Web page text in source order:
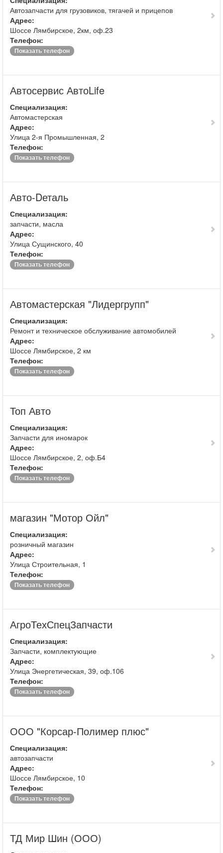
Автозапчасти для грузовиков, тягачей и прицепов
Адрес:
Шоссе Лямбирское, 2км, оф.23
Телефон:
Показать телефон
Автосервис АвтоLife
Специализация:
Автомастерская
Адрес:
Улица 2-я Промышленная, 2
Телефон:
Показать телефон
Авто-Dеталь
Специализация:
запчасти, масла
Адрес:
Улица Сущинского, 40
Телефон:
Показать телефон
Автомастерская "Лидергрупп"
Специализация:
Ремонт и техническое обслуживание автомобилей
Адрес:
Шоссе Лямбирское, 2 км
Телефон:
Показать телефон
Топ Авто
Специализация:
Запчасти для иномарок
Адрес:
Шоссе Лямбирское, 2, оф.Б4
Телефон:
Показать телефон
магазин "Мотор Ойл"
Специализация:
розничный магазин
Адрес:
Улица Строительная, 1
Телефон:
Показать телефон
АгроТехСпецЗапчасти
Специализация:
Запчасти, комплектующие
Адрес:
Улица Энергетическая, 39, оф.106
Телефон:
Показать телефон
ООО "Корсар-Полимер плюс"
Специализация:
автозапчасти
Адрес:
Шоссе Лямбирское, 10
Телефон:
Показать телефон
ТД Мир Шин (ООО)